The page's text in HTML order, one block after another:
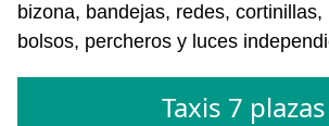
bizona, bandejas, redes, cortinillas,
bolsos, percheros y luces
Taxis 7 plazas